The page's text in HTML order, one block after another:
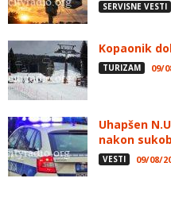
SERVISNE VESTI
Kopaonik
TURIZAM 09/
Uhapšen
nakon
VESTI 09/08/